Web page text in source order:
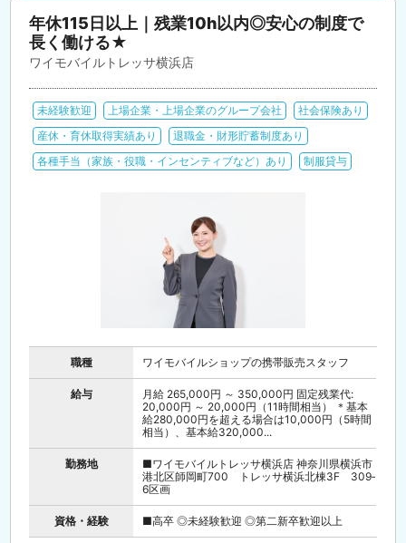
年休115日以上｜残業10h以内◎安心の制度で
長く働ける★
ワイモバイルトレッサ横浜店
未経験歓迎 上場企業・上場企業のグループ会社
社会保険あり
産休・育休取得実績あり
退職金・財形貯蓄制度あり
各種手当（家族・役職・インセンティブなど）あり
制服貸与
職種 ワイモバイルショップの携帯販売スタッフ
給与
月給 265,000円 ～ 350,000円 固定残業代:
20,000円 ～ 20,000円（11時間相当） ＊基本
給280,000円を超える場合は10,000円（5時間
相当）、基本給320,000...
勤務地
■ワイモバイルトレッサ横浜店 神奈川県横浜市
港北区師岡町700 トレッサ横浜北棟3F 309‐
6区画
資格・経験 ■高卒 ◎未経験歓迎 ◎第二新卒歓迎以上